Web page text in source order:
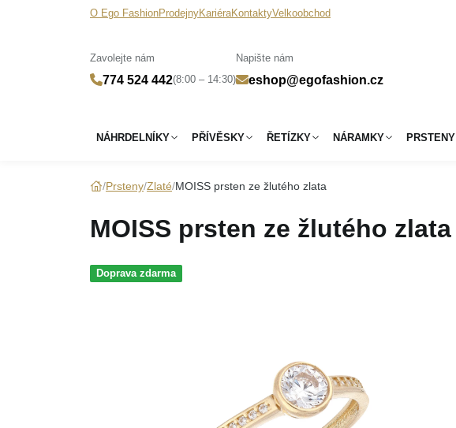
O Ego FashionProdejnyKariéraKontaktyVelkoobchod
Zavolejte nám
774 524 442(8:00 – 14:30)
Napište nám
eshop@egofashion.cz
NÁHRDELNÍKY PŘÍVĚSKY ŘETÍZKY NÁRAMKY PRSTENY
Prsteny Zlaté MOISS prsten ze žlutého zlata
MOISS prsten ze žlutého zlata
Doprava zdarma